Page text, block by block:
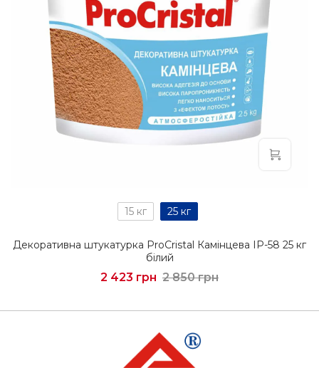
15 кг 25 кг
Декоративна штукатурка ProCristal Камінцева IР-58 25 кг
білий
2 423 грн 2 850 грн